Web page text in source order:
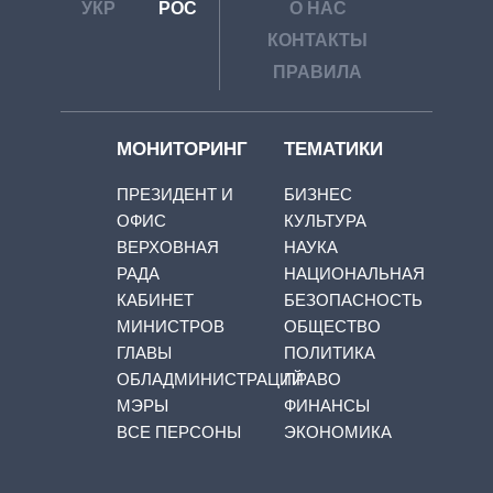
УКР РОС
О НАС
КОНТАКТЫ
ПРАВИЛА
МОНИТОРИНГ
ПРЕЗИДЕНТ И
ОФИС
ВЕРХОВНАЯ
РАДА
КАБИНЕТ
МИНИСТРОВ
ГЛАВЫ
ОБЛАДМИНИСТРАЦИЙ
МЭРЫ
ВСЕ ПЕРСОНЫ
ТЕМАТИКИ
БИЗНЕС
КУЛЬТУРА
НАУКА
НАЦИОНАЛЬНАЯ
БЕЗОПАСНОСТЬ
ОБЩЕСТВО
ПОЛИТИКА
ПРАВО
ФИНАНСЫ
ЭКОНОМИКА